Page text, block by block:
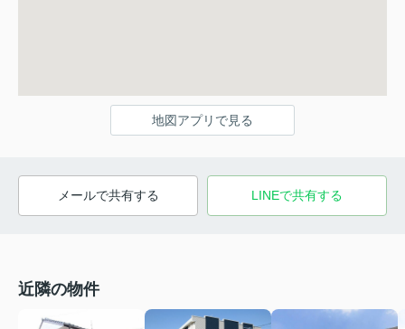
地図アプリで見る
メールで共有する LINEで共有する
近隣の物件